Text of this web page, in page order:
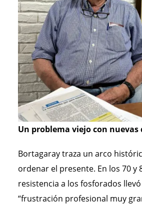
Un problema viejo con nuevas
Bortagaray traza un arco
ordenar el presente. En los 70 y
resistencia a los fosforados
“frustración profesional muy